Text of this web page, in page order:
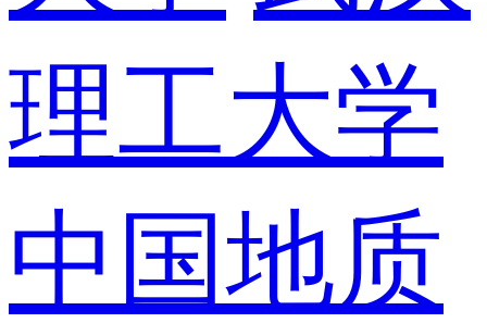
理工大学
中国地质